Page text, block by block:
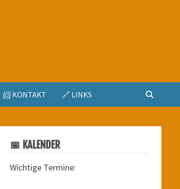
📨 KONTAKT 🔗 LINKS
📅 KALENDER
Wichtige Termine: